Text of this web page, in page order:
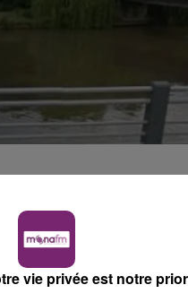
est actuellement en
personne âgée à
en garde à vue hier.
vie privée est notre